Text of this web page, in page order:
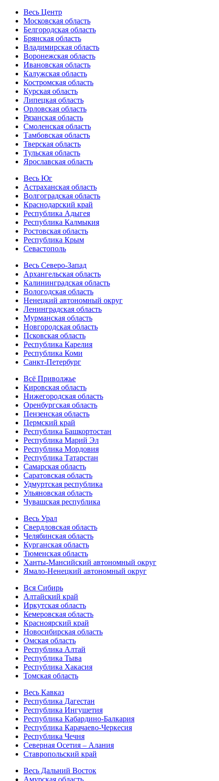
Весь Центр
Московская область
Белгородская область
Брянская область
Владимирская область
Воронежская область
Ивановская область
Калужская область
Костромская область
Курская область
Липецкая область
Орловская область
Рязанская область
Смоленская область
Тамбовская область
Тверская область
Тульская область
Ярославская область
Весь Юг
Астраханская область
Волгоградская область
Краснодарский край
Республика Адыгея
Республика Калмыкия
Ростовская область
Республика Крым
Севастополь
Весь Северо-Запад
Архангельская область
Калининградская область
Вологодская область
Ненецкий автономный округ
Ленинградская область
Мурманская область
Новгородская область
Псковская область
Республика Карелия
Республика Коми
Санкт-Петербург
Всё Приволжье
Кировская область
Нижегородская область
Оренбургская область
Пензенская область
Пермский край
Республика Башкортостан
Республика Марий Эл
Республика Мордовия
Республика Татарстан
Самарская область
Саратовская область
Удмуртская республика
Ульяновская область
Чувашская республика
Весь Урал
Свердловская область
Челябинская область
Курганская область
Тюменская область
Ханты-Мансийский автономный округ
Ямало-Ненецкий автономный округ
Вся Сибирь
Алтайский край
Иркутская область
Кемеровская область
Красноярский край
Новосибирская область
Омская область
Республика Алтай
Республика Тыва
Республика Хакасия
Томская область
Весь Кавказ
Республика Дагестан
Республика Ингушетия
Республика Кабардино-Балкария
Республика Карачаево-Черкесия
Республика Чечня
Северная Осетия – Алания
Ставропольский край
Весь Дальний Восток
Амурская область